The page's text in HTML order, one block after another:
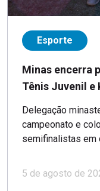
Esporte
Minas encerra
Tênis Juvenil e
Delegação
campeonato e
semifinalistas em
5 de agosto de